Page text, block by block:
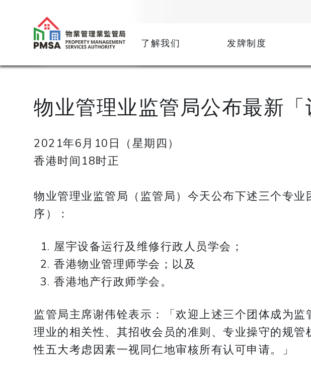
了解我们 发牌制度
物业管理业监管局公布最新
2021年6月10日（星期四）
香港时间18时正
物业管理业监管局（监管局）今天公布下述三个专
序）：
屋宇设备运行及维修行政人员学会；
香港物业管理师学会；以及
香港地产行政师学会。
监管局主席谢伟铨表示：「欢迎上述三个团体成为
理业的相关性、其招收会员的准则、专业操守的规
性五大考虑因素一视同仁地审核所有认可申请。」